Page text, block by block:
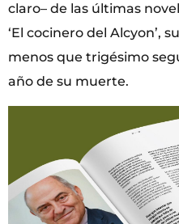
claro– de las últimas
‘El cocinero del Alcyon’,
menos que trigésimo
año de su muerte.